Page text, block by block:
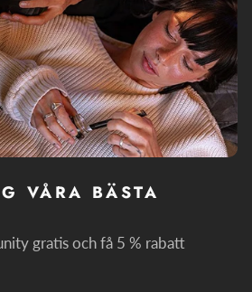
VÅRA BÄSTA
gratis och få 5 % rabatt